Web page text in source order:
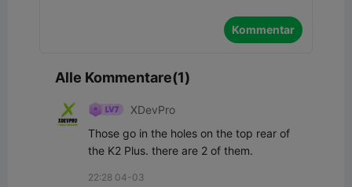
Kommentar
Alle Kommentare(1)
XDevPro
Those go in the holes on the top rear of
the K2 Plus. there are 2 of them.
22:28 04-03